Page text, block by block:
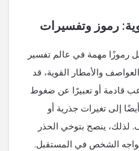
رموز وتفسيرات
رموزًا مهمة في عالم تفسير
والأمطار القوية، قد
قادمة أو تعبيرًا عن ضغوط
إلى تغيرات جذرية أو
لذلك، ينصح بتوخي الحذر
تواجه الشخص في المستقبل.